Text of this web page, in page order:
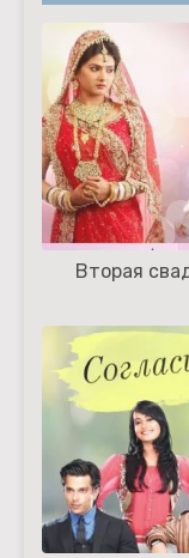
Вторая